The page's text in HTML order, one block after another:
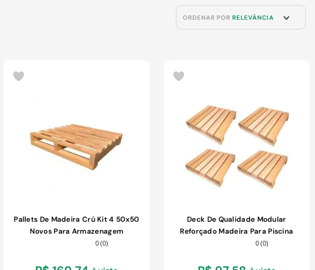
ORDENAR POR RELEVÂNCIA
Pallets De Madeira Crú Kit 4 50x50
Novos Para Armazenagem
0(0)
Deck De Qualidade Modular
Reforçado Madeira Para Piscina
0(0)